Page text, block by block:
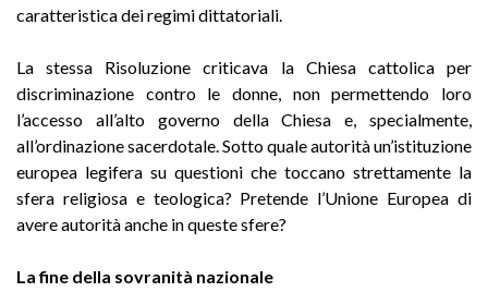
caratteristica dei regimi dittatoriali.
La stessa Risoluzione criticava la Chiesa cattolica per
discriminazione contro le donne, non permettendo loro
l’accesso all’alto governo della Chiesa e, specialmente,
all’ordinazione sacerdotale. Sotto quale autorità un’istituzione
europea legifera su questioni che toccano strettamente la
sfera religiosa e teologica? Pretende l’Unione Europea di
avere autorità anche in queste sfere?
La fine della sovranità nazionale